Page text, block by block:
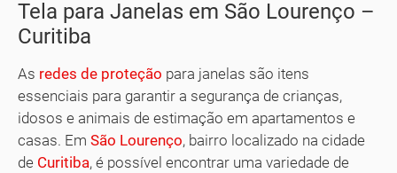
Tela para Janelas em São Lourenço –
Curitiba
As redes de proteção para janelas são itens
essenciais para garantir a segurança de crianças,
idosos e animais de estimação em apartamentos e
casas. Em São Lourenço, bairro localizado na cidade
de Curitiba, é possível encontrar uma variedade de